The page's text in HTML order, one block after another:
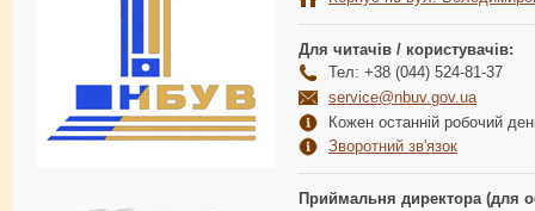
Для читачів / користувачів:
Тел: +38 (044) 524-81-37
service@nbuv.gov.ua
Кожен останній робочий
Зворотний зв'язок
Приймальня директора (для